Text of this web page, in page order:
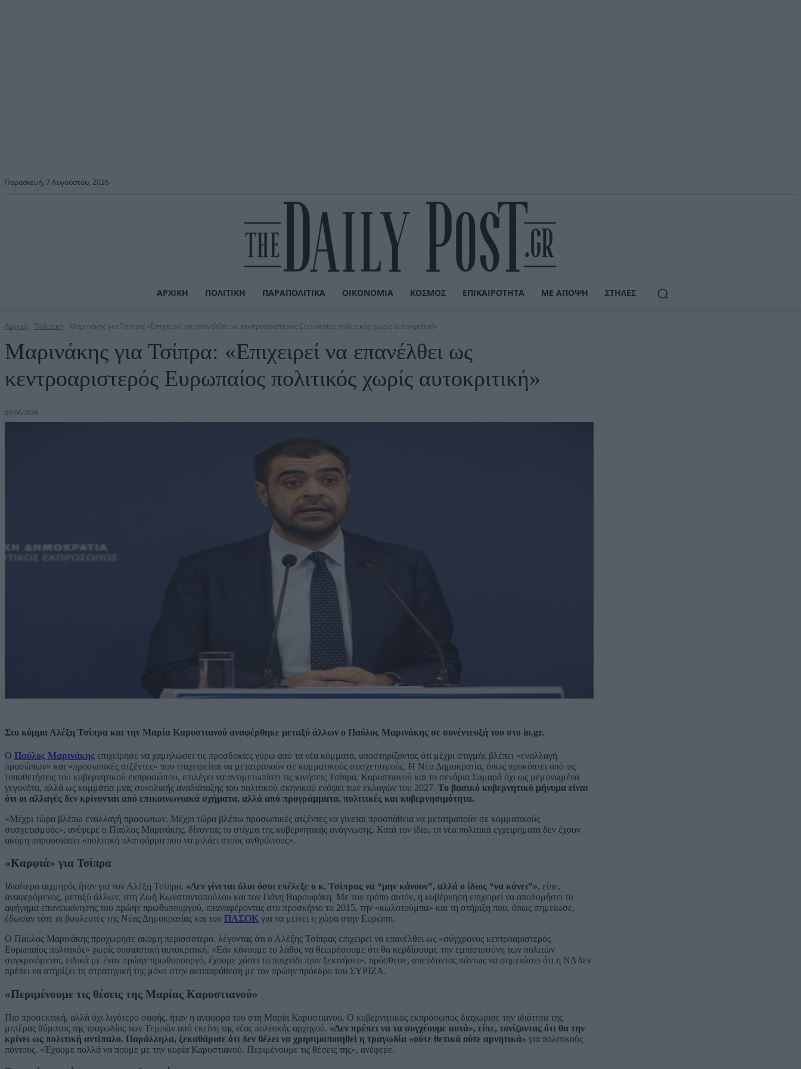
Παρασκευή, 7 Αυγούστου, 2026
ΑΡΧΙΚΉ ΠΟΛΙΤΙΚΉ ΠΑΡΑΠΟΛΙΤΙΚΆ ΟΙΚΟΝΟΜΊΑ ΚΌΣΜΟΣ ΕΠΙΚΑΙΡΌΤΗΤΑ ΜΕ ΆΠΟΨΗ ΣΤΉΛΕΣ
Αρχική Πολιτική Μαρινάκης για Τσίπρα: «Επιχειρεί να επανέλθει ως κεντροαριστερός Ευρωπαίος πολιτικός χωρίς αυτοκριτική»
Μαρινάκης για Τσίπρα: «Επιχειρεί να επανέλθει ως
κεντροαριστερός Ευρωπαίος πολιτικός χωρίς αυτοκριτική»
03/06/2026
Στο κόμμα Αλέξη Τσίπρα και την Μαρία Καρυστιανού αναφέρθηκε μεταξύ άλλων ο Παύλος Μαρινάκης σε συνέντευξή του στο in.gr.
Ο Παύλος Μαρινάκης επιχείρησε να χαμηλώσει τις προσδοκίες γύρω από τα νέα κόμματα, υποστηρίζοντας ότι μέχρι στιγμής βλέπει «εναλλαγή
προσώπων» και «προσωπικές ατζέντες» που επιχειρείται να μετατραπούν σε κομματικούς συσχετισμούς. Η Νέα Δημοκρατία, όπως προκύπτει από τις
τοποθετήσεις του κυβερνητικού εκπροσώπου, επιλέγει να αντιμετωπίσει τις κινήσεις Τσίπρα, Καρυστιανού και τα σενάρια Σαμαρά όχι ως μεμονωμένα
γεγονότα, αλλά ως κομμάτια μιας συνολικής αναδιάταξης του πολιτικού σκηνικού ενόψει των εκλογών του 2027. Το βασικό κυβερνητικό μήνυμα είναι
ότι οι αλλαγές δεν κρίνονται από επικοινωνιακά σχήματα, αλλά από προγράμματα, πολιτικές και κυβερνησιμότητα.
«Μέχρι τώρα βλέπω εναλλαγή προσώπων. Μέχρι τώρα βλέπω προσωπικές ατζέντες να γίνεται προσπάθεια να μετατραπούν σε κομματικούς
συσχετισμούς», ανέφερε ο Παύλος Μαρινάκης, δίνοντας το στίγμα της κυβερνητικής ανάγνωσης. Κατά τον ίδιο, τα νέα πολιτικά εγχειρήματα δεν έχουν
ακόμη παρουσιάσει «πολιτική πλατφόρμα που να μιλάει στους ανθρώπους».
«Καρφιά» για Τσίπρα
Ιδιαίτερα αιχμηρός ήταν για τον Αλέξη Τσίπρα. «Δεν γίνεται όλοι όσοι επέλεξε ο κ. Τσίπρας να “μην κάνουν”, αλλά ο ίδιος “να κάνει”», είπε,
αναφερόμενος, μεταξύ άλλων, στη Ζωή Κωνσταντοπούλου και τον Γιάνη Βαρουφάκη. Με τον τρόπο αυτόν, η κυβέρνηση επιχειρεί να αποδομήσει το
αφήγημα επανεκκίνησης του πρώην πρωθυπουργού, επαναφέροντας στο προσκήνιο το 2015, την «κωλοτούμπα» και τη στήριξη που, όπως σημείωσε,
έδωσαν τότε οι βουλευτές της Νέας Δημοκρατίας και του ΠΑΣΟΚ για να μείνει η χώρα στην Ευρώπη.
Ο Παύλος Μαρινάκης προχώρησε ακόμη περισσότερο, λέγοντας ότι ο Αλέξης Τσίπρας επιχειρεί να επανέλθει ως «σύγχρονος κεντροαριστερός
Ευρωπαίος πολιτικός» χωρίς ουσιαστική αυτοκριτική. «Εάν κάνουμε το λάθος να θεωρήσουμε ότι θα κερδίσουμε την εμπιστοσύνη των πολιτών
συγκρινόμενοι, ειδικά με έναν πρώην πρωθυπουργό, έχουμε χάσει το παιχνίδι πριν ξεκινήσει», πρόσθεσε, σπεύδοντας πάντως να σημειώσει ότι η ΝΔ δεν
πρέπει να στηρίξει τη στρατηγική της μόνο στην αντιπαράθεση με τον πρώην πρόεδρο του ΣΥΡΙΖΑ.
«Περιμένουμε τις θέσεις της Μαρίας Καρυστιανού»
Πιο προσεκτική, αλλά όχι λιγότερο σαφής, ήταν η αναφορά του στη Μαρία Καρυστιανού. Ο κυβερνητικός εκπρόσωπος διαχώρισε την ιδιότητα της
μητέρας θύματος της τραγωδίας των Τεμπών από εκείνη της νέας πολιτικής αρχηγού. «Δεν πρέπει να τα συγχέουμε αυτά», είπε, τονίζοντας ότι θα την
κρίνει ως πολιτική αντίπαλο. Παράλληλα, ξεκαθάρισε ότι δεν θέλει να χρησιμοποιηθεί η τραγωδία «ούτε θετικά ούτε αρνητικά» για πολιτικούς
πόντους. «Έχουμε πολλά να πούμε με την κυρία Καρυστιανού. Περιμένουμε τις θέσεις της», ανέφερε.